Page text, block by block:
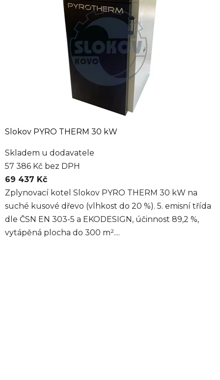
Slokov PYRO THERM 30 kW
Skladem u dodavatele
57 386 Kč bez DPH
69 437 Kč
Zplynovací kotel Slokov PYRO THERM 30 kW na
suché kusové dřevo (vlhkost do 20 %). 5. emisní třída
dle ČSN EN 303-5 a EKODESIGN, účinnost 89,2 %,
vytápěná plocha do 300 m²....